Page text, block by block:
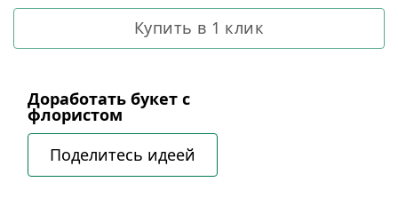
Купить в 1 клик
Доработать букет с
флористом
Поделитесь идеей